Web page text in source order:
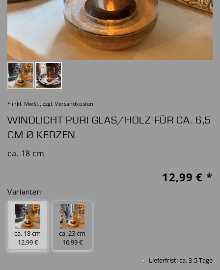
* inkl. MwSt., zzgl. Versandkosten
WINDLICHT PURI GLAS/HOLZ FÜR CA. 6,5
CM Ø KERZEN
ca. 18 cm
12,99 € *
Varianten
ca. 18 cm
12,99 €
ca. 23 cm
16,99 €
Lieferfrist: ca. 3-5 Tage